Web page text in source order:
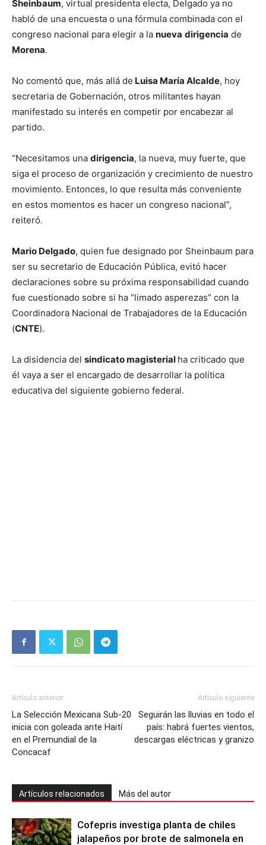
Sheinbaum, virtual presidenta electa, Delgado ya no
habló de una encuesta o una fórmula combinada con el
congreso nacional para elegir a la nueva dirigencia de
Morena.
No comentó que, más allá de Luisa María Alcalde, hoy
secretaria de Gobernación, otros militantes hayan
manifestado su interés en competir por encabezar al
partido.
“Necesitamos una dirigencia, la nueva, muy fuerte, que
siga el proceso de organización y crecimiento de nuestro
movimiento. Entonces, lo que resulta más conveniente
en estos momentos es hacer un congreso nacional”,
reiteró.
Mario Delgado, quien fue designado por Sheinbaum para
ser su secretario de Educación Pública, evitó hacer
declaraciones sobre su próxima responsabilidad cuando
fue cuestionado sobre si ha “limado asperezas” con la
Coordinadora Nacional de Trabajadores de la Educación
(CNTE).
La disidencia del sindicato magisterial ha criticado que
él vaya a ser el encargado de desarrollar la política
educativa del siguiente gobierno federal.
Artículo anterior
La Selección Mexicana Sub-20
inicia con goleada ante Haití
en el Premundial de la
Concacaf
Artículo siguiente
Seguirán las lluvias en todo el
país: habrá fuertes vientos,
descargas eléctricas y granizo
Artículos relacionados Más del autor
Cofepris investiga planta de chiles
jalapeños por brote de salmonela en